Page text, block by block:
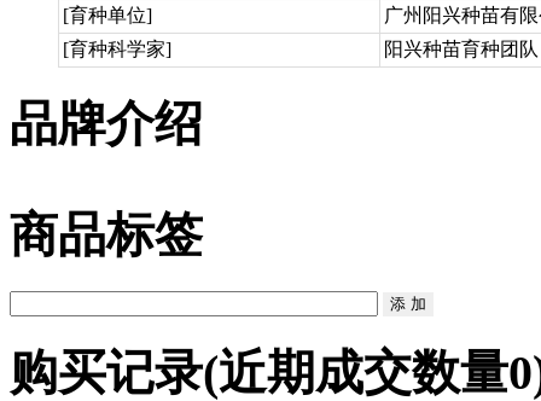
[育种单位]
广州阳兴种苗有
[育种科学家]
阳兴种苗育种团队
品牌介绍
商品标签
购买记录(近期成交数量0